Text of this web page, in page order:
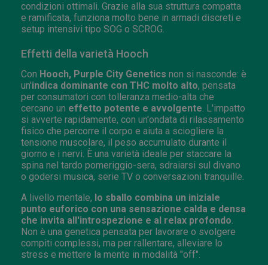
condizioni ottimali. Grazie alla sua struttura compatta
e ramificata, funziona molto bene in armadi discreti e
setup intensivi tipo SOG o SCROG.
Effetti della varietà Hooch
Con Hooch, Purple City Genetics non si nasconde: è
un'indica dominante con THC molto alto, pensata
per consumatori con tolleranza medio-alta che
cercano un effetto potente e avvolgente . L'impatto
si avverte rapidamente, con un'ondata di rilassamento
fisico che percorre il corpo e aiuta a sciogliere la
tensione muscolare, il peso accumulato durante il
giorno e i nervi. È una varietà ideale per staccare la
spina nel tardo pomeriggio-sera, sdraiarsi sul divano
o godersi musica, serie TV o conversazioni tranquille.
A livello mentale, lo sballo combina un iniziale
punto euforico con una sensazione calda e densa
che invita all'introspezione e al relax profondo
Non è una genetica pensata per lavorare o svolgere
compiti complessi, ma per rallentare, alleviare lo
stress e mettere la mente in modalità "off".